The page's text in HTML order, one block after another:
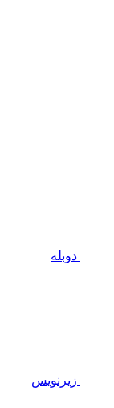
دوبله
زیرنویس